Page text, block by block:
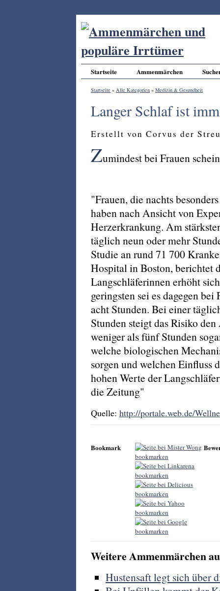
Startseite Ammenmärchen
Startseite » Alle Kategorien » Medizin & Gesundheit
Langer Schlaf ist
Erstellt von Corvus der
Zumindest bei Frauen
"Frauen, die nachts
haben nach Ansicht von
Herzerkrankung. Am
täglich neun oder mehr
Studie an rund 71 700
Hospital in Boston, berichtet
Langschläferinnen erhöht
geringsten sei es dagegen
acht Stunden. Bei einer
Stunden steigt das Risiko
weniger als fünf Stunden
welche biologischen
sorgen und welchen Einfluss
hohen Werte der
die Zeitung"
Quelle: http://portale.web.de/
Bookmark
Weitere Ammenmärchen
Hustensaft legt sich über